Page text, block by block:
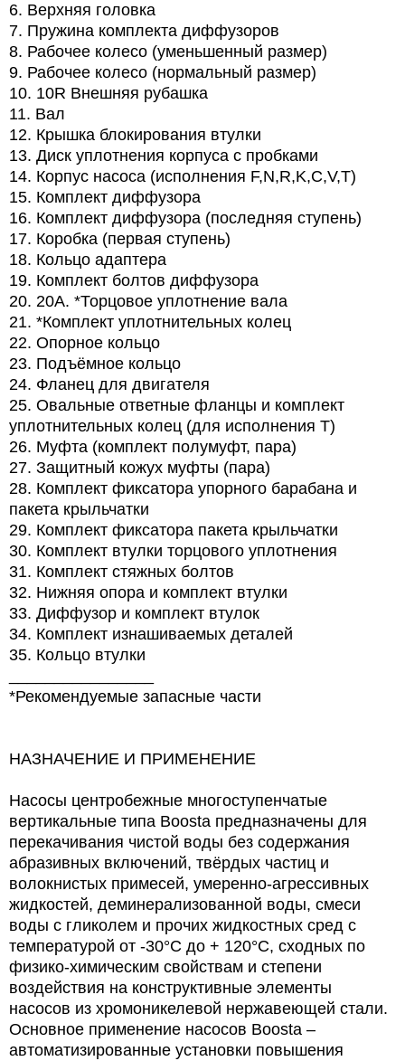
6. Верхняя головка
7. Пружина комплекта диффузоров
8. Рабочее колесо (уменьшенный размер)
9. Рабочее колесо (нормальный размер)
10. 10R Внешняя рубашка
11. Вал
12. Крышка блокирования втулки
13. Диск уплотнения корпуса с пробками
14. Корпус насоса (исполнения F,N,R,K,C,V,T)
15. Комплект диффузора
16. Комплект диффузора (последняя ступень)
17. Коробка (первая ступень)
18. Кольцо адаптера
19. Комплект болтов диффузора
20. 20A. *Торцовое уплотнение вала
21. *Комплект уплотнительных колец
22. Опорное кольцо
23. Подъёмное кольцо
24. Фланец для двигателя
25. Овальные ответные фланцы и комплект
уплотнительных колец (для исполнения T)
26. Муфта (комплект полумуфт, пара)
27. Защитный кожух муфты (пара)
28. Комплект фиксатора упорного барабана и
пакета крыльчатки
29. Комплект фиксатора пакета крыльчатки
30. Комплект втулки торцового уплотнения
31. Комплект стяжных болтов
32. Нижняя опора и комплект втулки
33. Диффузор и комплект втулок
34. Комплект изнашиваемых деталей
35. Кольцо втулки
*Рекомендуемые запасные части
НАЗНАЧЕНИЕ И ПРИМЕНЕНИЕ
Насосы центробежные многоступенчатые
вертикальные типа Boosta предназначены для
перекачивания чистой воды без содержания
абразивных включений, твёрдых частиц и
волокнистых примесей, умеренно-агрессивных
жидкостей, деминерализованной воды, смеси
воды с гликолем и прочих жидкостных сред с
температурой от -30°С до + 120°С, сходных по
физико-химическим свойствам и степени
воздействия на конструктивные элементы
насосов из хромоникелевой нержавеющей стали.
Основное применение насосов Boosta –
автоматизированные установки повышения